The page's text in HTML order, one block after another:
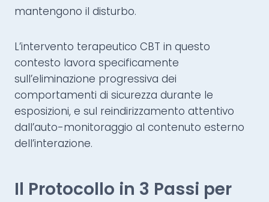
mantengono il disturbo.
L’intervento terapeutico CBT in questo
contesto lavora specificamente
sull’eliminazione progressiva dei
comportamenti di sicurezza durante le
esposizioni, e sul reindirizzamento attentivo
dall’auto-monitoraggio al contenuto esterno
dell’interazione.
Il Protocollo in 3 Passi per